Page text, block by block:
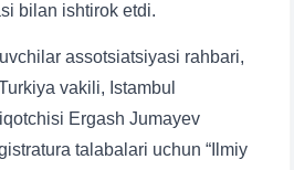
bilan ishtirok etdi.
assotsiatsiyasi rahbari,
vakili, Istambul
Ergash Jumayev
talabalari uchun “Ilmiy